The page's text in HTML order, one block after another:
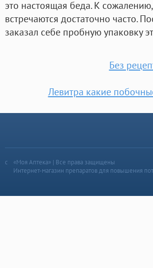
это настоящая беда. К
встречаются достаточно часто.
заказал себе пробную упаковку
Без
Левитра какие
«Моя Аптека» | Все права защищены
Интернет-магазин препаратов для повышения